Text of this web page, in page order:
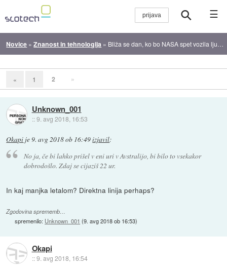
☰
Novice »Znanost in tehnologija » Bliža se dan, ko bo NASA spet vozila ljudi v vesolje
« 1 2 »
Unknown_001
::9. avg 2018, 16:53
Okapi je9. avg 2018 ob 16:49izjavil:
No ja, če bi lahko prišel v eni uri v Avstralijo, bi bilo to vsekakor
dobrodošlo. Zdaj se cijaziš 22 ur.
In kaj manjka letalom? Direktna linija perhaps?
Zgodovina sprememb…
spremenilo: Unknown_001 (9. avg 2018 ob 16:53)
Okapi
::9. avg 2018, 16:54